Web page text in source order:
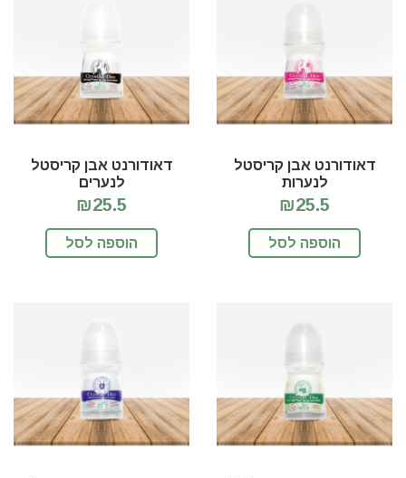
דאודורנט אבן קריסטל
לנערות
₪25.5
הוספה לסל
דאודורנט אבן קריסטל
לנערים
₪25.5
הוספה לסל